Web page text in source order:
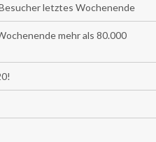
letztes Wochenende
mehr als 80.000